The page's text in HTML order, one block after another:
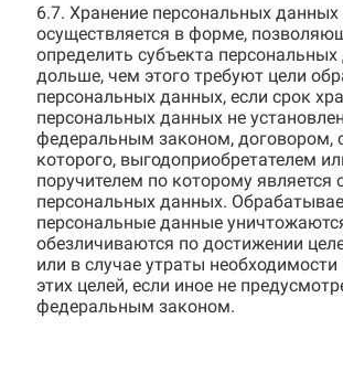
6.7. Хранение персональных данных
осуществляется в форме,
определить субъекта
дольше, чем этого требуют цели
персональных данных, если срок
персональных данных не установлен
федеральным законом, договором,
которого, выгодоприобретателем
поручителем по которому является
персональных данных.
персональные данные
обезличиваются по достижении
или в случае утраты
этих целей, если иное не
федеральным законом.